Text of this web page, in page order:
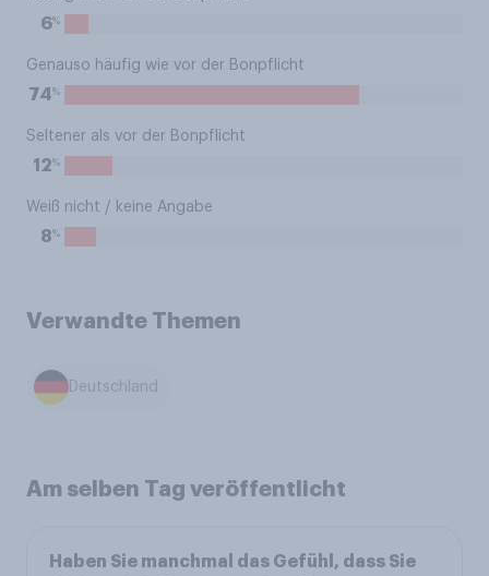
6%
Genauso häufig wie vor der Bonpflicht
74%
Seltener als vor der Bonpflicht
12%
Weiß nicht / keine Angabe
8%
Verwandte Themen
Deutschland
Am selben Tag veröffentlicht
Haben Sie manchmal das Gefühl, dass Sie